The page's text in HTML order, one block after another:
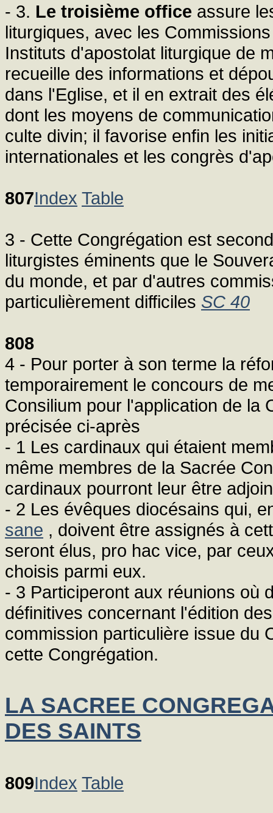
- 3. Le troisième office assure
liturgiques, avec les
Instituts d'apostolat liturgique de
recueille des informations et
dans l'Eglise, et il en extrait des
dont les moyens de
culte divin; il favorise enfin les
internationales et les congrès
807Index Table
3 - Cette Congrégation est
liturgistes éminents que le
du monde, et par d'autres
particulièrement difficiles SC 40
808
4 - Pour porter à son terme la
temporairement le concours de
Consilium pour l'application de la
précisée ci-après
- 1 Les cardinaux qui étaient
même membres de la Sacrée
cardinaux pourront leur être
- 2 Les évêques diocésains qui,
sane , doivent être assignés à
seront élus, pro hac vice, par
choisis parmi eux.
- 3 Participeront aux réunions où
définitives concernant l'édition
commission particulière issue du
cette Congrégation.
LA SACREE
DES SAINTS
809Index Table